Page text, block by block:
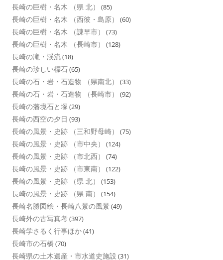
長崎の巨樹・名木 （県 北） (85)
長崎の巨樹・名木 （西彼・島原） (60)
長崎の巨樹・名木 （諌早市） (73)
長崎の巨樹・名木 （長崎市） (128)
長崎の滝・渓流(18)
長崎の珍しい標石(65)
長崎の石・岩・石造物 （県南北） (33)
長崎の石・岩・石造物 （長崎市） (92)
長崎の藩境石と塚 (29)
長崎の西空の夕日 (93)
長崎の風景・史跡 （三和野母崎） (75)
長崎の風景・史跡 （市中央） (124)
長崎の風景・史跡 （市北西） (74)
長崎の風景・史跡 （市東南） (122)
長崎の風景・史跡 （県 北） (153)
長崎の風景・史跡 （県 南） (154)
長崎名勝図絵・長崎八景の風景 (49)
長崎外の古写真考(397)
長崎学さるく行事ほか(41)
長崎市の石橋 (70)
長崎県の土木遺産・市水道史施設 (31)